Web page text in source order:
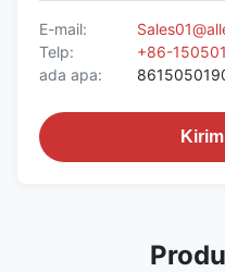
E-mail:
Telp:
+86-
ada apa: